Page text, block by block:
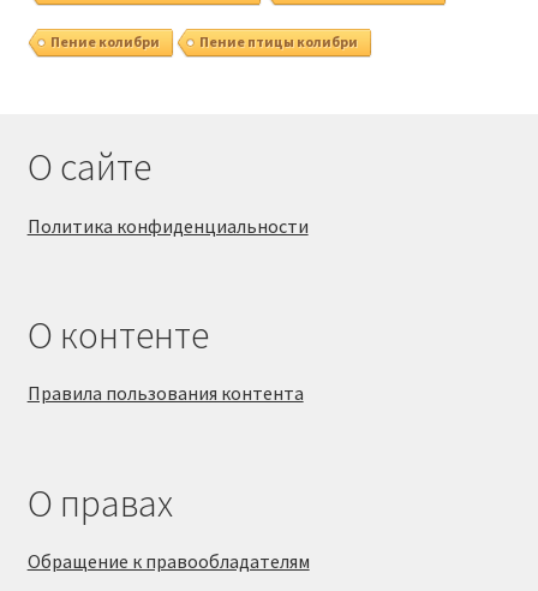
Пение колибри Пение птицы колибри
О сайте
Политика конфиденциальности
О контенте
Правила пользования контента
О правах
Обращение к правообладателям